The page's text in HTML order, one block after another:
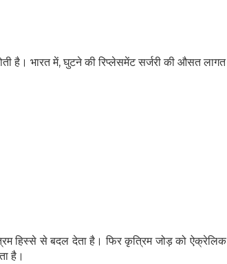
है। भारत में, घुटने की रिप्लेसमेंट सर्जरी की औसत लागत
हिस्से से बदल देता है। फिर कृत्रिम जोड़ को ऐक्रेलिक
है।निचे बॉक्स में अपना ईमेल एंटर करें